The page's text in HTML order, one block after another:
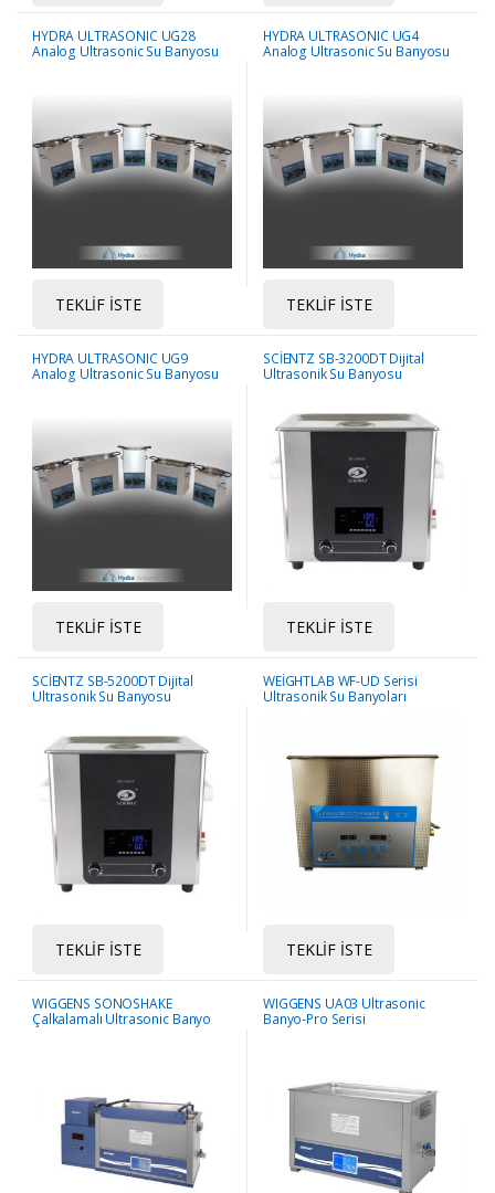
HYDRA ULTRASONIC UG28
Analog Ultrasonic Su Banyosu
TEKLIF İSTE
HYDRA ULTRASONIC UG4
Analog Ultrasonic Su Banyosu
TEKLIF İSTE
HYDRA ULTRASONIC UG9
Analog Ultrasonic Su Banyosu
TEKLIF İSTE
SCİENTZ SB-3200DT Dijital
Ultrasonik Su Banyosu
TEKLIF İSTE
SCİENTZ SB-5200DT Dijital
Ultrasonik Su Banyosu
TEKLIF İSTE
WEİGHTLAB WF-UD Serisi
Ultrasonik Su Banyoları
TEKLIF İSTE
WIGGENS SONOSHAKE
Çalkalamalı Ultrasonic Banyo
WIGGENS UA03 Ultrasonic
Banyo-Pro Serisi